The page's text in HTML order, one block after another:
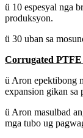
ü 10 espesyal nga
produksyon.
ü 30 uban sa
Corrugated PTFE
ü Aron epektibong
expansion gikan sa
ü Aron masulbad
mga tubo ug